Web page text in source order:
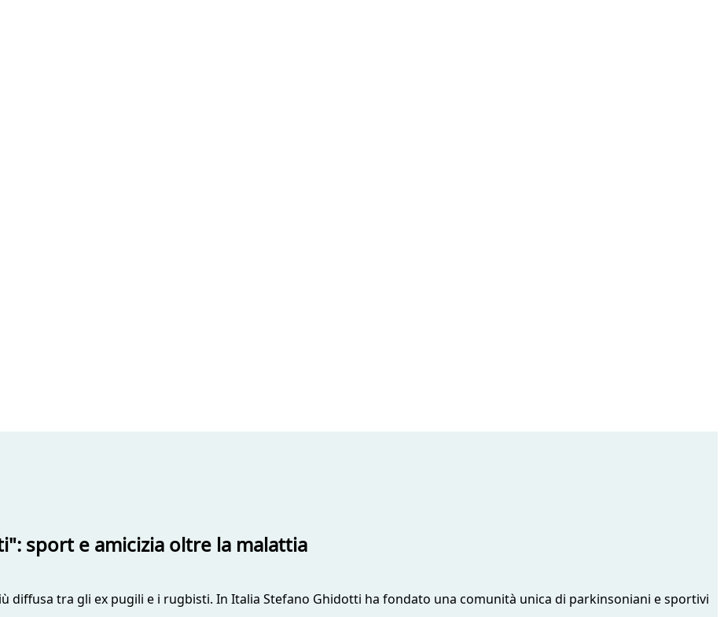
sport e amicizia oltre la malattia
diffusa tra gli ex pugili e i rugbisti. In Italia Stefano Ghidotti ha fondato una comunità unica di parkinsoniani e sportivi